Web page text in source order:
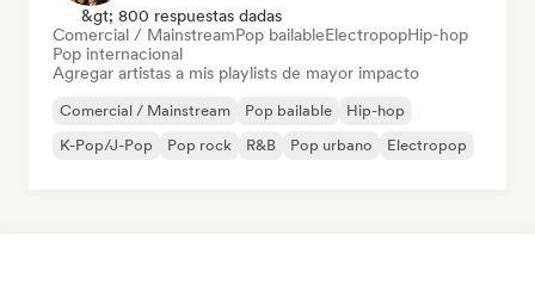
&gt; 800 respuestas dadas
Comercial / MainstreamPop bailableElectropopHip-hop
Pop internacional
Agregar artistas a mis playlists de mayor impacto
Comercial / Mainstream Pop bailable
Hip-hop
K-Pop/J-Pop
Pop rock R&B Pop urbano Electropop